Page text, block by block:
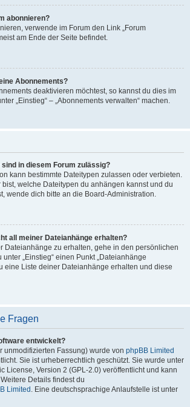
abonnieren?
verwende im Forum den Link „Forum
am Ende der Seite befindet.
Abonnements?
deaktivieren möchtest, so kannst du dies im
„Einstieg“ – „Abonnements verwalten“ machen.
in diesem Forum zulässig?
kann bestimmte Dateitypen zulassen oder verbieten.
bist, welche Dateitypen du anhängen kannst und du
wende dich bitte an die Board-Administration.
all meiner Dateianhänge erhalten?
Dateianhänge zu erhalten, gehe in den persönlichen
unter „Einstieg“ einen Punkt „Dateianhänge
eine Liste deiner Dateianhänge erhalten und diese
Fragen
entwickelt?
unmodifizierten Fassung) wurde von phpBB Limited
Sie ist urheberrechtlich geschützt. Sie wurde unter
License, Version 2 (GPL-2.0) veröffentlicht und kann
Details findest du
Limited . Eine deutschsprachige Anlaufstelle ist unter